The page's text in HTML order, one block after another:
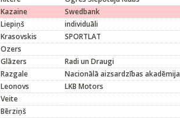
Kazaine Swedbank
Liepiņš individuāli
Krasovskis SPORTLAT
Ozers
Glāzers Radi un Draugi
Razgale Nacionālā aizsardzības akadēmija
Leonovs LKB Motors
Veite
Bērziņš